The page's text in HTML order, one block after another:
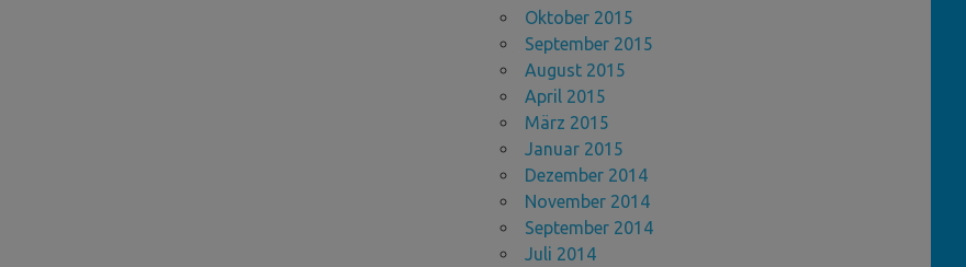
Oktober 2015
September 2015
August 2015
April 2015
März 2015
Januar 2015
Dezember 2014
November 2014
September 2014
Juli 2014